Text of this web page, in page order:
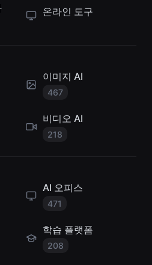
온라인 도구
이미지 AI
467
비디오 AI
218
AI 오피스
471
학습 플랫폼
208